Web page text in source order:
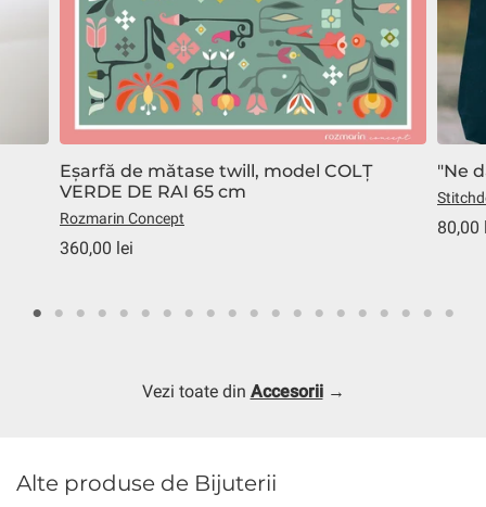
Eșarfă de mătase twill, model COLȚ
VERDE DE RAI 65 cm
Rozmarin Concept
360,00 lei
"Ne
80,00
Vezi toate din Accesorii→
Alte produse de Bijuterii